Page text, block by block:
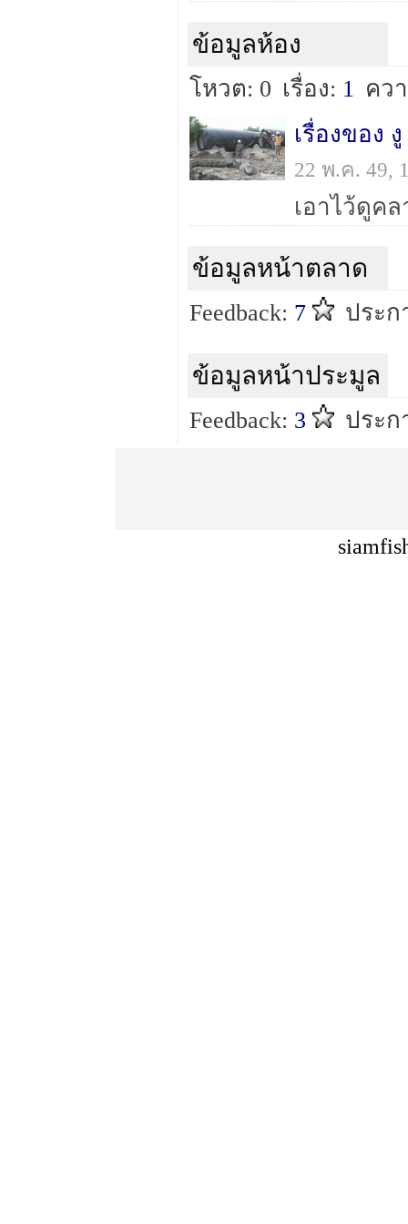
ข้อมูลห้อง
โหวต: 0 เรื่อง: 1 คว
เรื่องของ
22 พ.ค. 49,
ข้อมูลหน้าตลาด
Feedback: 7 ประ
ข้อมูลหน้าประมูล
Feedback: 3 ประก